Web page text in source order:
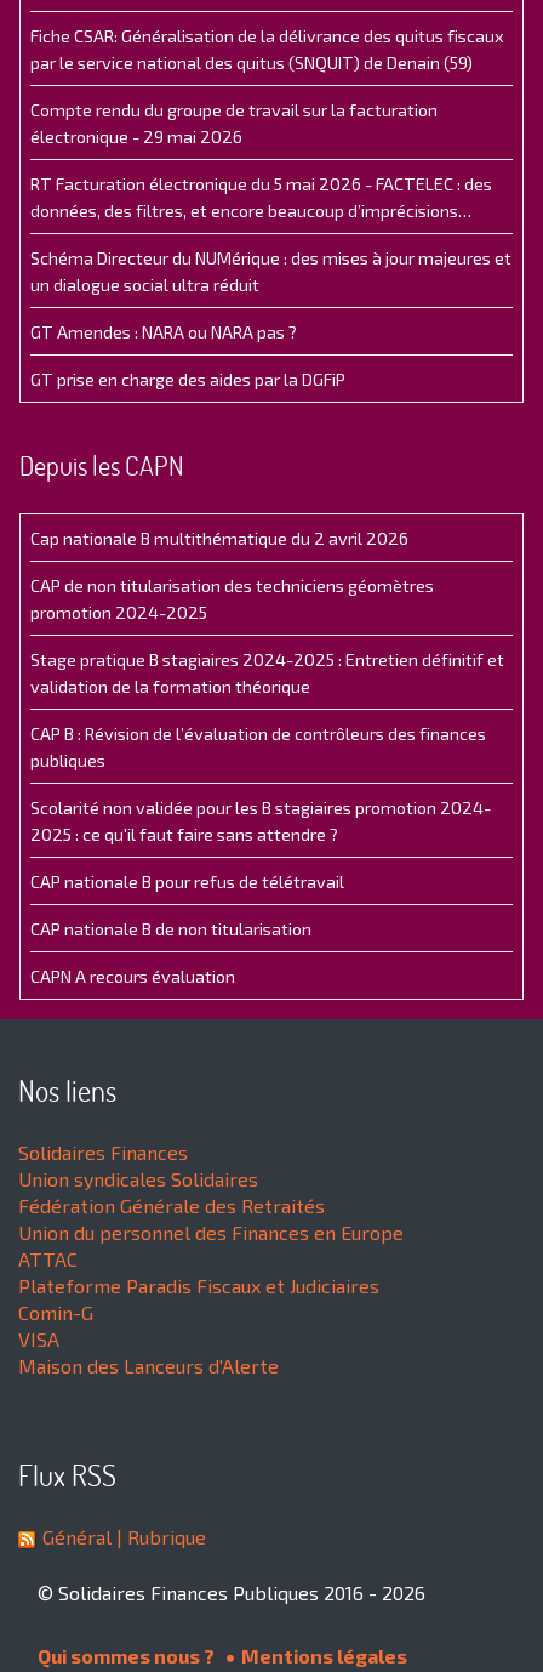
Fiche CSAR: Généralisation de la délivrance des quitus fiscaux
par le service national des quitus (SNQUIT) de Denain (59)
Compte rendu du groupe de travail sur la facturation
électronique - 29 mai 2026
RT Facturation électronique du 5 mai 2026 - FACTELEC : des
données, des filtres, et encore beaucoup d’imprécisions…
Schéma Directeur du NUMérique : des mises à jour majeures et
un dialogue social ultra réduit
GT Amendes : NARA ou NARA pas ?
GT prise en charge des aides par la DGFiP
Depuis les CAPN
Cap nationale B multithématique du 2 avril 2026
CAP de non titularisation des techniciens géomètres
promotion 2024-2025
Stage pratique B stagiaires 2024-2025 : Entretien définitif et
validation de la formation théorique
CAP B : Révision de l’évaluation de contrôleurs des finances
publiques
Scolarité non validée pour les B stagiaires promotion 2024-
2025 : ce qu'il faut faire sans attendre ?
CAP nationale B pour refus de télétravail
CAP nationale B de non titularisation
CAPN A recours évaluation
Nos liens
Solidaires Finances
Union syndicales Solidaires
Fédération Générale des Retraités
Union du personnel des Finances en Europe
ATTAC
Plateforme Paradis Fiscaux et Judiciaires
Comin-G
VISA
Maison des Lanceurs d'Alerte
Flux RSS
Général | Rubrique
© Solidaires Finances Publiques 2016 - 2026
Qui sommes nous ?
Mentions légales